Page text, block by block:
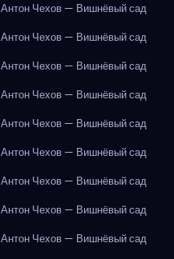
Антон Чехов — Вишнёвый сад
Антон Чехов — Вишнёвый сад
Антон Чехов — Вишнёвый сад
Антон Чехов — Вишнёвый сад
Антон Чехов — Вишнёвый сад
Антон Чехов — Вишнёвый сад
Антон Чехов — Вишнёвый сад
Антон Чехов — Вишнёвый сад
Антон Чехов — Вишнёвый сад